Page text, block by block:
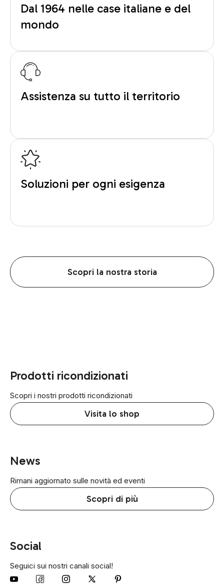
Dal 1964 nelle case italiane e del
mondo
Assistenza su tutto il territorio
Soluzioni per ogni esigenza
Scopri la nostra storia
Prodotti ricondizionati
Scopri i nostri prodotti ricondizionati
Visita lo shop
News
Rimani aggiornato sulle novità ed eventi
Scopri di più
Social
Seguici sui nostri canali social!